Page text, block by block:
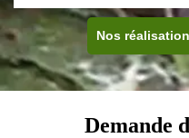
Nos
Demande